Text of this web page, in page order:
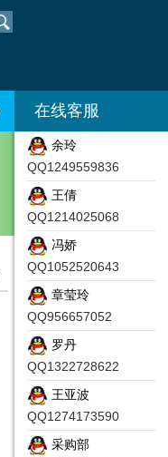
在线客服
余玲
QQ1249559836
王倩
QQ1214025068
冯娇
QQ1052520643
章莹玲
QQ956657052
罗丹
QQ1322728622
王亚波
QQ1274173590
采购部